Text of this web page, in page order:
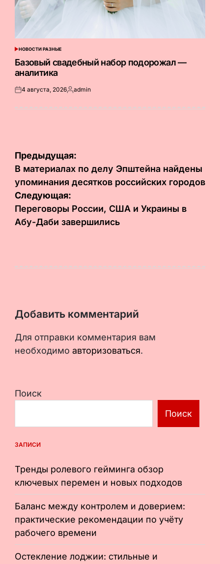
ОПУБЛИКОВАНО
В
НОВОСТИ РАЗНЫЕ
Базовый свадебный набор подорожал —
аналитика
Опубликовано
4 августа, 2026Запись
admin
Навигация
по
записям
Предыдущая:
В материалах по делу Эпштейна найдены
упоминания десятков российских городов
Следующая:
Переговоры России, США и Украины в
Абу-Даби завершились
Добавить комментарий
Для отправки комментария вам
необходимо авторизоваться.
Поиск
Поиск
ЗАПИСИ
Тренды ролевого гейминга обзор
ключевых перемен и новых подходов
Баланс между контролем и доверием:
практические рекомендации по учёту
рабочего времени
Остекление лоджии: стильные и